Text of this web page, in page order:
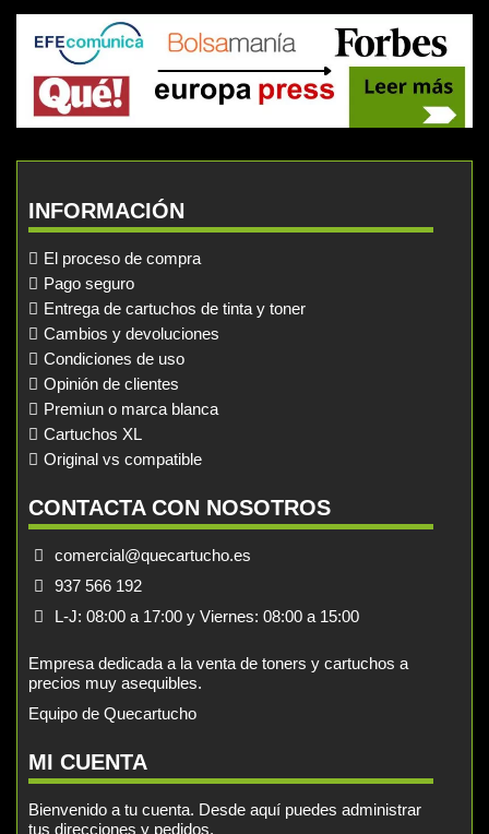
INFORMACIÓN
El proceso de compra
Pago seguro
Entrega de cartuchos de tinta y toner
Cambios y devoluciones
Condiciones de uso
Opinión de clientes
Premiun o marca blanca
Cartuchos XL
Original vs compatible
CONTACTA CON NOSOTROS
comercial@quecartucho.es
937 566 192
L-J: 08:00 a 17:00 y Viernes: 08:00 a 15:00
Empresa dedicada a la venta de toners y cartuchos a
precios muy asequibles.
Equipo de Quecartucho
MI CUENTA
Bienvenido a tu cuenta. Desde aquí puedes administrar
tus direcciones y pedidos.